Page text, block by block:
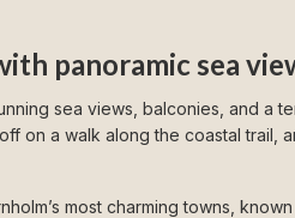
panoramic sea
sea views, balconies, and a
on a walk along the coastal trail,
most charming towns,